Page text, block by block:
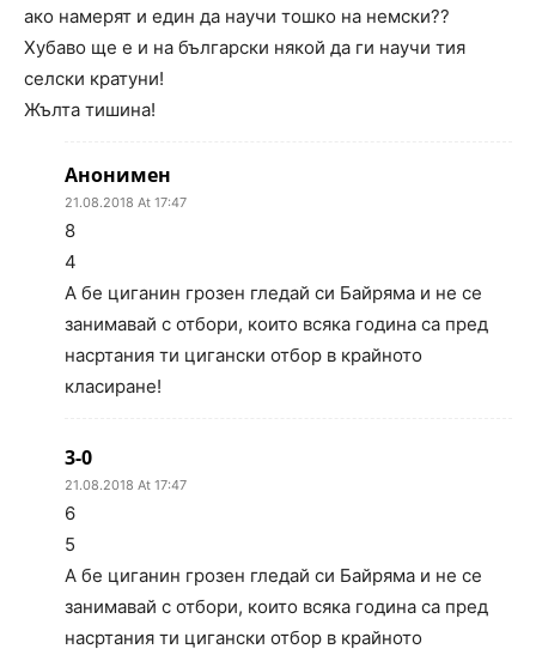
ако намерят и един да научи тошко на немски??
Хубаво ще е и на български някой да ги научи тия
селски кратуни!
Жълта тишина!
Анонимен
21.08.2018 At 17:47
8
4
А бе циганин грозен гледай си Байряма и не се
занимавай с отбори, които всяка година са пред
насртания ти цигански отбор в крайното
класиране!
3-0
21.08.2018 At 17:47
6
5
А бе циганин грозен гледай си Байряма и не се
занимавай с отбори, които всяка година са пред
насртания ти цигански отбор в крайното